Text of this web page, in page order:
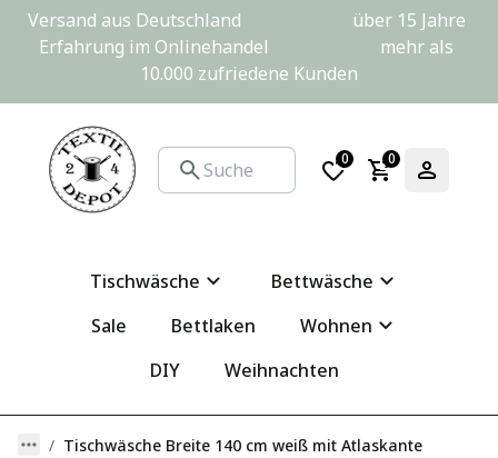
Versand aus Deutschland                         über 15 Jahre
Erfahrung im Onlinehandel                         mehr als
10.000 zufriedene Kunden
0 0
Tischwäsche
Bettwäsche
Sale
Bettlaken
Wohnen
DIY
Weihnachten
Tischwäsche Breite 140 cm weiß mit Atlaskante